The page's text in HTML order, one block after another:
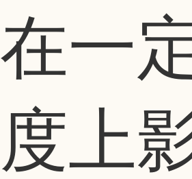
在一
度上